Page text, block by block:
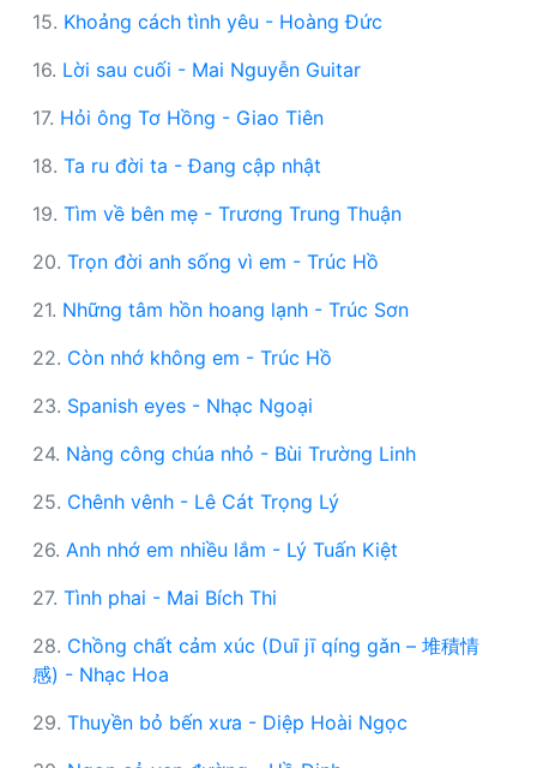
15. Khoảng cách tình yêu - Hoàng Đức
16. Lời sau cuối - Mai Nguyễn Guitar
17. Hỏi ông Tơ Hồng - Giao Tiên
18. Ta ru đời ta - Đang cập nhật
19. Tìm về bên mẹ - Trương Trung Thuận
20. Trọn đời anh sống vì em - Trúc Hồ
21. Những tâm hồn hoang lạnh - Trúc Sơn
22. Còn nhớ không em - Trúc Hồ
23. Spanish eyes - Nhạc Ngoại
24. Nàng công chúa nhỏ - Bùi Trường Linh
25. Chênh vênh - Lê Cát Trọng Lý
26. Anh nhớ em nhiều lắm - Lý Tuấn Kiệt
27. Tình phai - Mai Bích Thi
28. Chồng chất cảm xúc (Duī jī qíng gǎn – 堆積情
感) - Nhạc Hoa
29. Thuyền bỏ bến xưa - Diệp Hoài Ngọc